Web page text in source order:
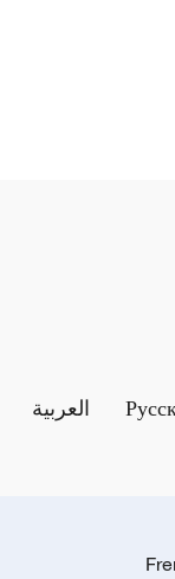
العربية